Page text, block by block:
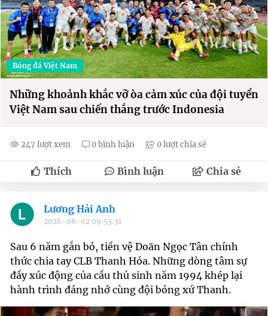
Bóng đá Việt Nam
Những khoảnh khắc vỡ òa cảm xúc của đội tuyển
Việt Nam sau chiến thắng trước Indonesia
247 lượt xem 0 bình luận 0 lượt chia sẻ
Thích Bình luận Chia sẻ
Lương Hải Anh
2026-06-02 09:53:31
Sau 6 năm gắn bó, tiền vệ Doãn Ngọc Tân chính
thức chia tay CLB Thanh Hóa. Những dòng tâm sự
đầy xúc động của cầu thủ sinh năm 1994 khép lại
hành trình đáng nhớ cùng đội bóng xứ Thanh.